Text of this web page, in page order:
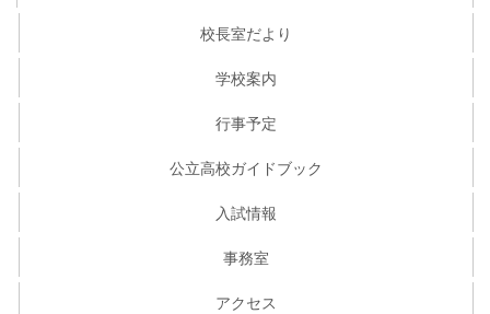
校長室だより
学校案内
行事予定
公立高校ガイドブック
入試情報
事務室
アクセス